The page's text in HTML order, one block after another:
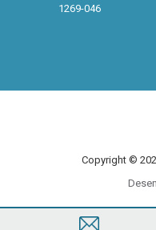
1269-046
Copyright ©